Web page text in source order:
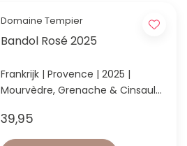
Domaine Tempier
Bandol Rosé 2025
Frankrijk | Provence | 2025 |
Mourvèdre, Grenache & Cinsault
Bandol – iconische Provencewijn
39,95